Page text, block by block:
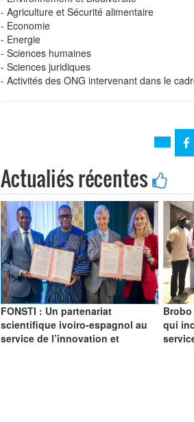
- Agriculture et Sécurité alimentaire
- Economie
- Energie
- Sciences humaines
- Sciences juridiques
- Activités des ONG intervenant dans le
Actualiés récentes
FONSTI : Un partenariat
scientifique ivoiro-espagnol au
service de l’innovation et
qui